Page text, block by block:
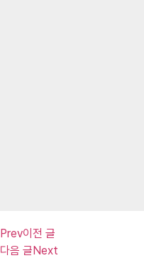
Prev이전 글
다음 글Next